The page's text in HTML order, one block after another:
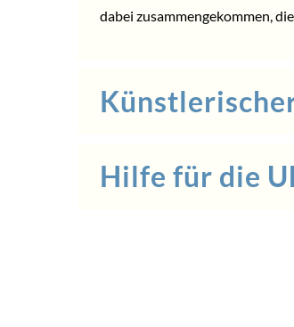
dabei zusammengekommen,
Hilfe für die